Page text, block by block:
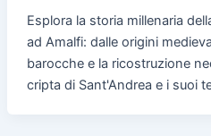
Esplora la storia millenaria
ad Amalfi: dalle origini
barocche e la ricostruzione
cripta di Sant'Andrea e i suoi